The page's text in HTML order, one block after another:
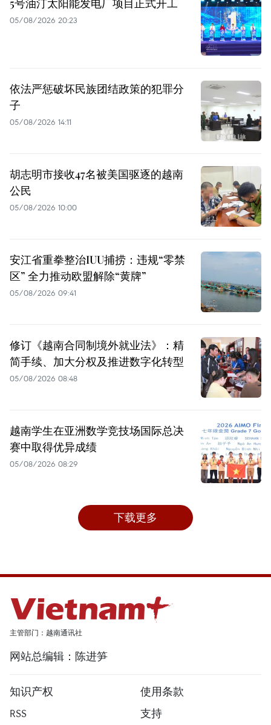
05/08/2026 20:23
依法严惩破坏民族团结政策的犯罪分
子
05/08/2026 14:11
胡志明市接收47名被美国驱逐的越南
公民
05/08/2026 10:00
安江省重拳整治IUU捕捞：违规“零禁
区” 全力推动欧盟解除“黄牌”
05/08/2026 09:41
修订《越南合同制境外就业法》：精
简手续、加大分权及推进数字化转型
05/08/2026 08:48
越南学生在亚洲数学竞技场国际总决
赛中取得优异成绩
05/08/2026 08:29
下载更多
主管部门：越南通讯社
网站总编辑：陈进笋
知识产权
使用条款
RSS
支持